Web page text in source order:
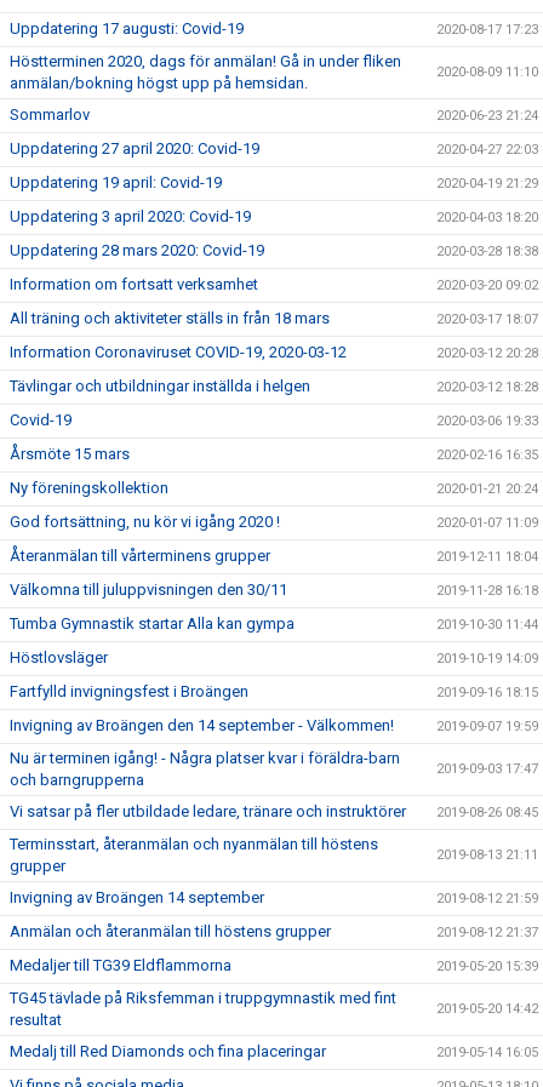
Uppdatering 17 augusti: Covid-19 2020-08-17 17:23
Höstterminen 2020, dags för anmälan! Gå in under fliken
anmälan/bokning högst upp på hemsidan.
2020-08-09 11:10
Sommarlov 2020-06-23 21:24
Uppdatering 27 april 2020: Covid-19 2020-04-27 22:03
Uppdatering 19 april: Covid-19 2020-04-19 21:29
Uppdatering 3 april 2020: Covid-19 2020-04-03 18:20
Uppdatering 28 mars 2020: Covid-19 2020-03-28 18:38
Information om fortsatt verksamhet 2020-03-20 09:02
All träning och aktiviteter ställs in från 18 mars 2020-03-17 18:07
Information Coronaviruset COVID-19, 2020-03-12 2020-03-12 20:28
Tävlingar och utbildningar inställda i helgen 2020-03-12 18:28
Covid-19 2020-03-06 19:33
Årsmöte 15 mars 2020-02-16 16:35
Ny föreningskollektion 2020-01-21 20:24
God fortsättning, nu kör vi igång 2020 ! 2020-01-07 11:09
Återanmälan till vårterminens grupper 2019-12-11 18:04
Välkomna till juluppvisningen den 30/11 2019-11-28 16:18
Tumba Gymnastik startar Alla kan gympa 2019-10-30 11:44
Höstlovsläger 2019-10-19 14:09
Fartfylld invigningsfest i Broängen 2019-09-16 18:15
Invigning av Broängen den 14 september - Välkommen! 2019-09-07 19:59
Nu är terminen igång! - Några platser kvar i föräldra-barn
och barngrupperna
2019-09-03 17:47
Vi satsar på fler utbildade ledare, tränare och instruktörer 2019-08-26 08:45
Terminsstart, återanmälan och nyanmälan till höstens
grupper
2019-08-13 21:11
Invigning av Broängen 14 september 2019-08-12 21:59
Anmälan och återanmälan till höstens grupper 2019-08-12 21:37
Medaljer till TG39 Eldflammorna 2019-05-20 15:39
TG45 tävlade på Riksfemman i truppgymnastik med fint
resultat
2019-05-20 14:42
Medalj till Red Diamonds och fina placeringar 2019-05-14 16:05